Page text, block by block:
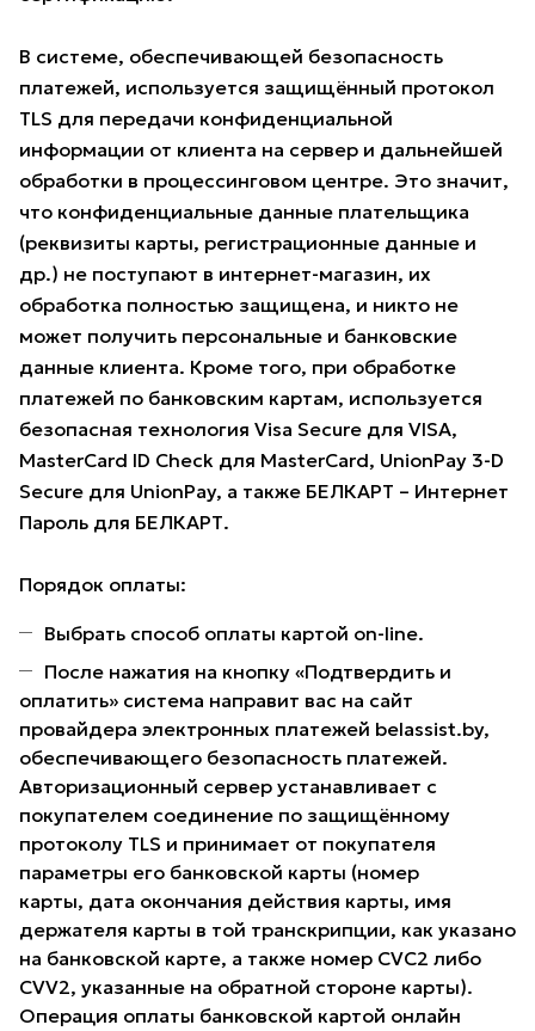
В системе, обеспечивающей безопасность
платежей, используется защищённый протокол
TLS для передачи конфиденциальной
информации от клиента на сервер и дальнейшей
обработки в процессинговом центре. Это значит,
что конфиденциальные данные плательщика
(реквизиты карты, регистрационные данные и
др.) не поступают в интернет-магазин, их
обработка полностью защищена, и никто не
может получить персональные и банковские
данные клиента. Кроме того, при обработке
платежей по банковским картам, используется
безопасная технология Visa Secure для VISA,
MasterCard ID Check для MasterCard, UnionPay 3-D
Secure для UnionPay, а также БЕЛКАРТ – Интернет
Пароль для БЕЛКАРТ.
Порядок оплаты:
Выбрать способ оплаты картой on-line.
После нажатия на кнопку «Подтвердить и
оплатить» система направит вас на сайт
провайдера электронных платежей belassist.by,
обеспечивающего безопасность платежей.
Авторизационный сервер устанавливает с
покупателем соединение по защищённому
протоколу TLS и принимает от покупателя
параметры его банковской карты (номер
карты, дата окончания действия карты, имя
держателя карты в той транскрипции, как указано
на банковской карте, а также номер CVC2 либо
CVV2, указанные на обратной стороне карты).
Операция оплаты банковской картой онлайн